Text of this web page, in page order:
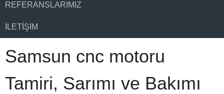
REFERANSLARIMIZ
İLETIŞIM
Samsun cnc motoru
Tamiri, Sarımı ve Bakımı